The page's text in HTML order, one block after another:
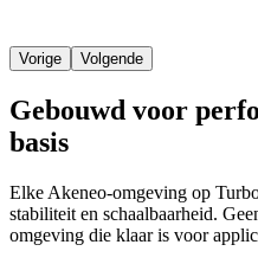
Vorige Volgende
Gebouwd voor
basis
Elke Akeneo-omgeving op
stabiliteit en schaalbaarheid.
omgeving die klaar is voor